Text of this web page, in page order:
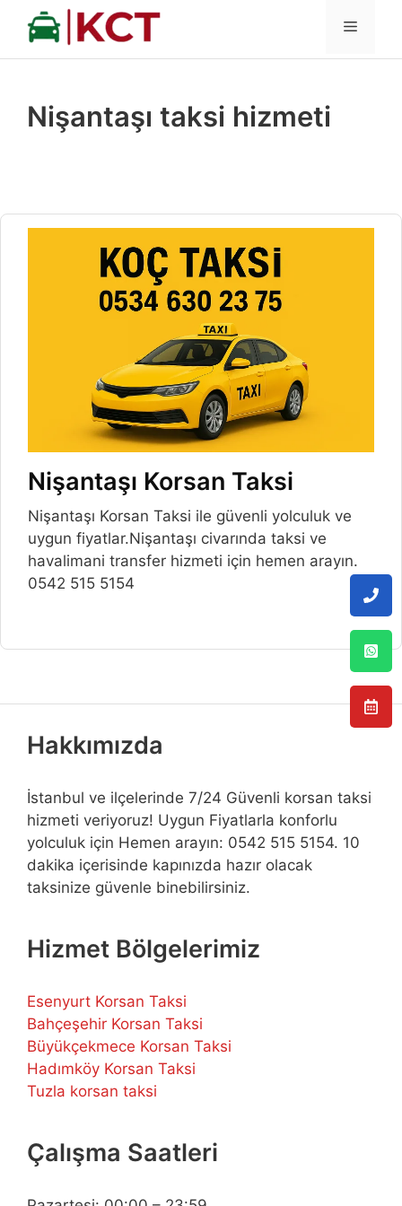
İçeriğe
MENÜ
Nişantaşı taksi hizmeti
Nişantaşı Korsan Taksi
Nişantaşı Korsan Taksi ile güvenli yolculuk ve
uygun fiyatlar.Nişantaşı civarında taksi ve
havalimani transfer hizmeti için hemen arayın.
0542 515 5154
Hakkımızda
İstanbul ve ilçelerinde 7/24 Güvenli korsan taksi
hizmeti veriyoruz! Uygun Fiyatlarla konforlu
yolculuk için Hemen arayın: 0542 515 5154. 10
dakika içerisinde kapınızda hazır olacak
taksinize güvenle binebilirsiniz.
Hizmet Bölgelerimiz
Esenyurt Korsan Taksi
Bahçeşehir Korsan Taksi
Büyükçekmece Korsan Taksi
Hadımköy Korsan Taksi
Tuzla korsan taksi
Çalışma Saatleri